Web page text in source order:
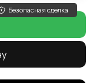
Безопасная сделка